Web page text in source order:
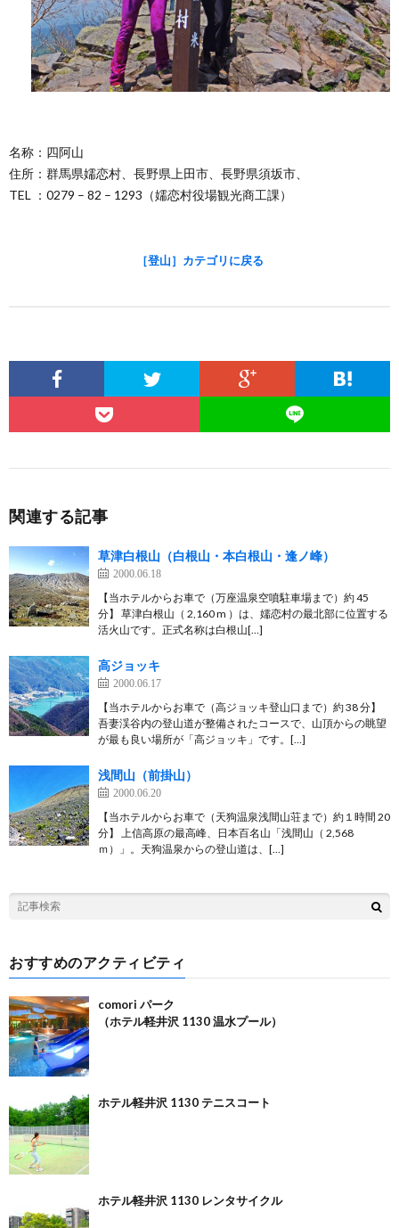
名称：四阿山
住所：群馬県嬬恋村、長野県上田市、長野県須坂市、
TEL ：0279 – 82 – 1293（嬬恋村役場観光商工課）
［登山］カテゴリに戻る
関連する記事
草津白根山（白根山・本白根山・逢ノ峰）
2000.06.18
【当ホテルからお車で（万座温泉空噴駐車場まで）約 45
分】 草津白根山（ 2,160 m ）は、嬬恋村の最北部に位置する
活火山です。正式名称は白根山[…]
高ジョッキ
2000.06.17
【当ホテルからお車で（高ジョッキ登山口まで）約 38 分】
吾妻渓谷内の登山道が整備されたコースで、山頂からの眺望
が最も良い場所が「高ジョッキ」です。[…]
浅間山（前掛山）
2000.06.20
【当ホテルからお車で（天狗温泉浅間山荘まで）約１時間 20
分】 上信高原の最高峰、日本百名山「浅間山（ 2,568
ｍ）」。天狗温泉からの登山道は、[…]
おすすめのアクティビティ
comori パーク
（ホテル軽井沢 1130 温水プール）
ホテル軽井沢 1130 テニスコート
ホテル軽井沢 1130 レンタサイクル